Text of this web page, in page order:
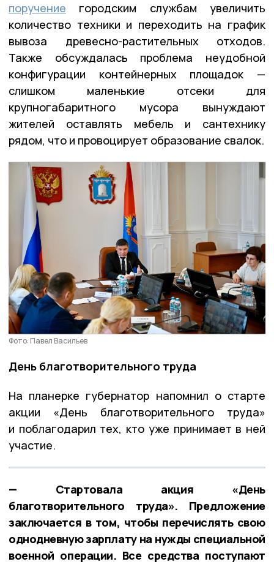
поручение городским службам увеличить
количество техники и переходить на график
вывоза древесно-растительных отходов.
Также обсуждалась проблема неудобной
конфигурации контейнерных площадок —
слишком маленькие отсеки для
крупногабаритного мусора вынуждают
жителей оставлять мебель и сантехнику
рядом, что и провоцирует образование свалок.
Фото: Павел Васильев
День благотворительного труда
На планерке губернатор напомнил о старте
акции «День благотворительного труда»
и поблагодарил тех, кто уже принимает в ней
участие.
— Стартовала акция «День
благотворительного труда». Предложение
заключается в том, чтобы перечислять свою
однодневную зарплату на нужды специальной
военной операции. Все средства поступают